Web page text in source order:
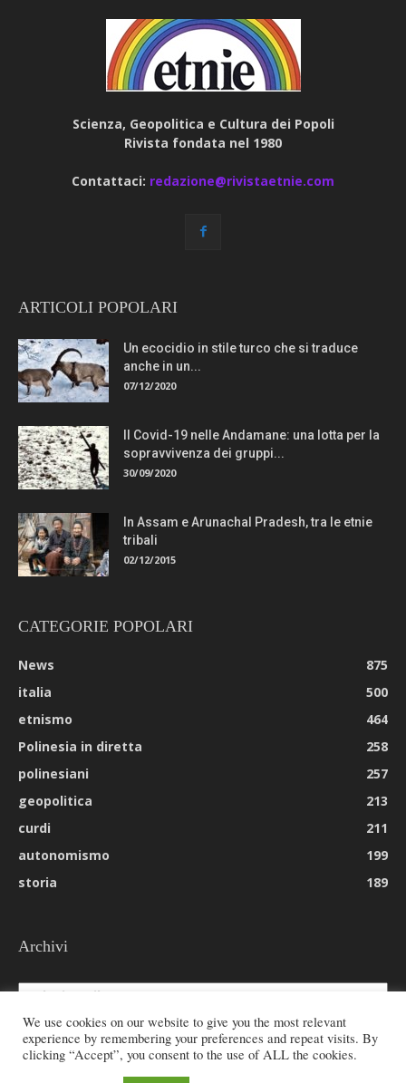
Scienza, Geopolitica e Cultura dei Popoli
Rivista fondata nel 1980
Contattaci: redazione@rivistaetnie.com
ARTICOLI POPOLARI
Un ecocidio in stile turco che si traduce
anche in un...
07/12/2020
Il Covid-19 nelle Andamane: una lotta per la
sopravvivenza dei gruppi...
30/09/2020
In Assam e Arunachal Pradesh, tra le etnie
tribali
02/12/2015
CATEGORIE POPOLARI
News
875
italia
500
etnismo
464
Polinesia in diretta
258
polinesiani
257
geopolitica
213
curdi
211
autonomismo
199
storia
189
Archivi
Archivi
We use cookies on our website to give you the most relevant
experience by remembering your preferences and repeat visits. By
clicking “Accept”, you consent to the use of ALL the cookies.